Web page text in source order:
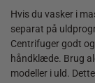
Hvis du vasker i
separat på
Centrifuger godt
håndklæde. Brug
modeller i uld.